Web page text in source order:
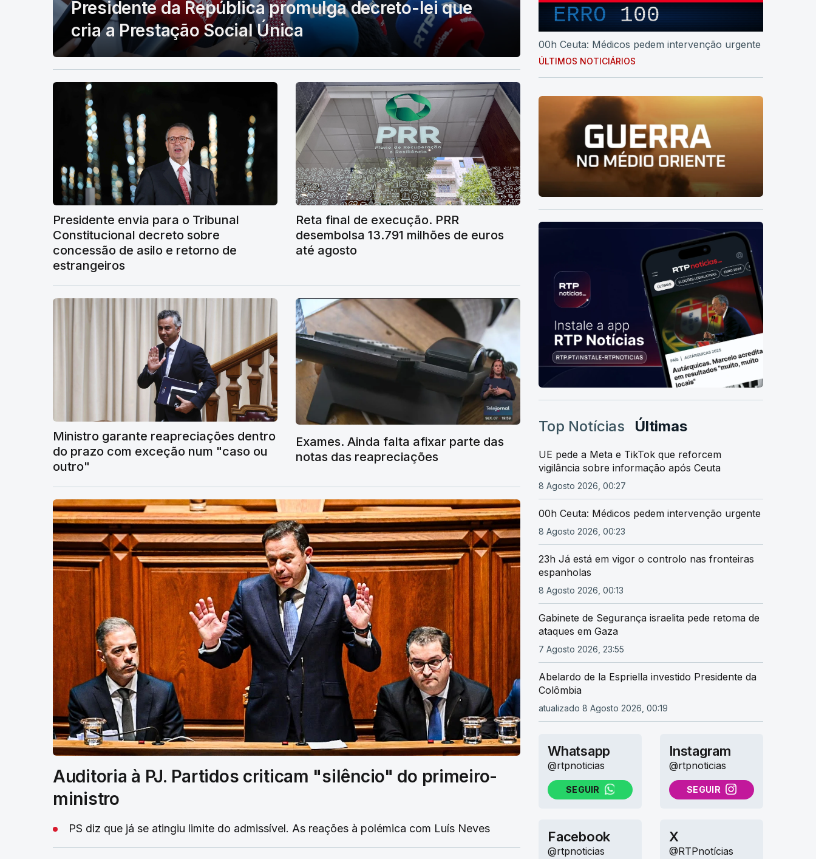
Presidente da República promulga decreto-lei que
cria a Prestação Social Única
Presidente envia para o Tribunal
Constitucional decreto sobre
concessão de asilo e retorno de
estrangeiros
Reta final de execução. PRR
desembolsa 13.791 milhões de euros
até agosto
Ministro garante reapreciações dentro
do prazo com exceção num "caso ou
outro"
Exames. Ainda falta afixar parte das
notas das reapreciações
Auditoria à PJ. Partidos criticam "silêncio" do primeiro-
ministro
PS diz que já se atingiu limite do admissível. As reações à polémica com Luís Neves
ERRO100
00h Ceuta: Médicos pedem intervenção urgente
ÚLTIMOS NOTICIÁRIOS
Top Notícias Últimas
UE pede a Meta e TikTok que reforcem
vigilância sobre informação após Ceuta
8 Agosto 2026, 00:27
00h Ceuta: Médicos pedem intervenção urgente
8 Agosto 2026, 00:23
23h Já está em vigor o controlo nas fronteiras
espanholas
8 Agosto 2026, 00:13
Gabinete de Segurança israelita pede retoma de
ataques em Gaza
7 Agosto 2026, 23:55
Abelardo de la Espriella investido Presidente da
Colômbia
atualizado 8 Agosto 2026, 00:19
Whatsapp
@rtpnoticias
SEGUIR
NO WHATSAPP
Instagram
@rtpnoticias
SEGUIR
NO INSTAGRAM
Facebook
@rtpnoticias
X
@RTPnotícias